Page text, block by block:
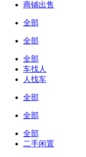
商铺出售
全部
全部
全部
车找人
人找车
全部
全部
全部
二手闲置